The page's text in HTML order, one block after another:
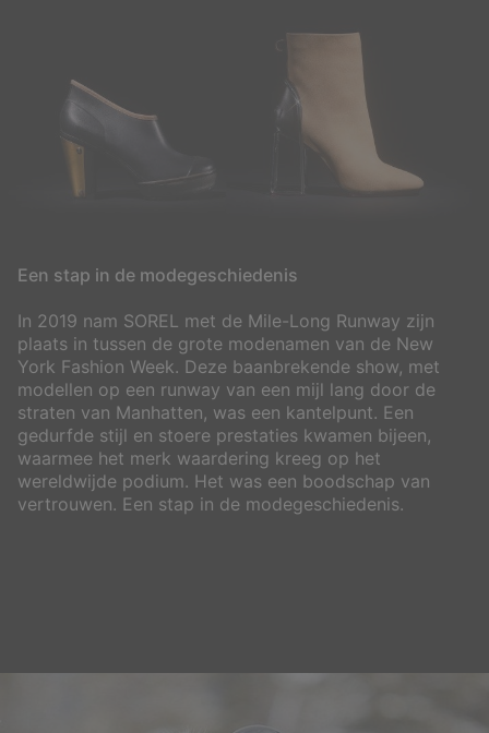
Een stap in de modegeschiedenis
In 2019 nam SOREL met de Mile-Long Runway zijn
plaats in tussen de grote modenamen van de New
York Fashion Week. Deze baanbrekende show, met
modellen op een runway van een mijl lang door de
straten van Manhatten, was een kantelpunt. Een
gedurfde stijl en stoere prestaties kwamen bijeen,
waarmee het merk waardering kreeg op het
wereldwijde podium. Het was een boodschap van
vertrouwen. Een stap in de modegeschiedenis.